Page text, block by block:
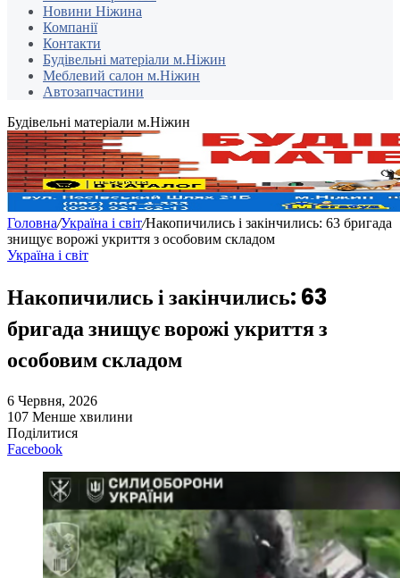
Новини Ніжина
Компанії
Контакти
Будівельні матеріали м.Ніжин
Меблевий салон м.Ніжин
Автозапчастини
Будівельні матеріали м.Ніжин
Головна/Україна і світ/Накопичились і закінчились: 63 бригада
знищує ворожі укриття з особовим складом
Україна і світ
Накопичились і закінчились: 63
бригада знищує ворожі укриття з
особовим складом
6 Червня, 2026
107 Менше хвилини
Поділитися
Facebook